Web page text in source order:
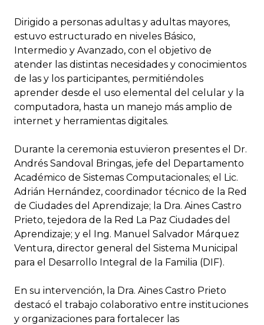
Dirigido a personas adultas y adultas mayores,
estuvo estructurado en niveles Básico,
Intermedio y Avanzado, con el objetivo de
atender las distintas necesidades y conocimientos
de las y los participantes, permitiéndoles
aprender desde el uso elemental del celular y la
computadora, hasta un manejo más amplio de
internet y herramientas digitales.
Durante la ceremonia estuvieron presentes el Dr.
Andrés Sandoval Bringas, jefe del Departamento
Académico de Sistemas Computacionales; el Lic.
Adrián Hernández, coordinador técnico de la Red
de Ciudades del Aprendizaje; la Dra. Aines Castro
Prieto, tejedora de la Red La Paz Ciudades del
Aprendizaje; y el Ing. Manuel Salvador Márquez
Ventura, director general del Sistema Municipal
para el Desarrollo Integral de la Familia (DIF).
En su intervención, la Dra. Aines Castro Prieto
destacó el trabajo colaborativo entre instituciones
y organizaciones para fortalecer las